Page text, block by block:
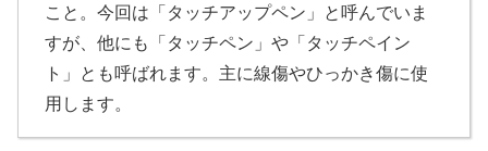
こと。今回は「タッチアップペン」と呼んでいま
すが、他にも「タッチペン」や「タッチペイン
ト」とも呼ばれます。主に線傷やひっかき傷に使
用します。